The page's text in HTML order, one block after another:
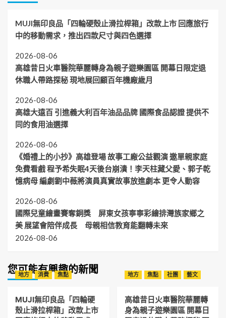
MUJI無印良品「四輪硬殼止滑拉桿箱」改款上市 回應旅行
中的移動需求，推出四款尺寸與四色選擇
2026-08-06
高雄昔日火車醫院華麗轉身為親子遊樂園區 開幕日限定退
休職人帶路探秘 現地展回顧百年機廠歲月
2026-08-06
高雄大遠百 引進義大利百年油品品牌 國際食品認證 提供不
同的食用油選擇
2026-08-06
《婚禮上的小抄》高雄登場 故事工廠公益觀演 邀單親家庭
免費看戲 程予希失眠4天後台崩潰！李天柱藏父愛、郭子乾
憶病母 編劇劉中薇將演員真實故事放進劇本 更令人動容
2026-08-06
國際兒童繪畫賽奪銅獎 屏東女孩寧寧彩繪排灣族家鄉之
美 展望會陪伴成長 母親相信教育能翻轉未來
2026-08-06
您可能有興趣的新聞
地方 消費 焦點
MUJI無印良品「四輪硬
殼止滑拉桿箱」改款上市
地方 焦點 社團 藝文
高雄昔日火車醫院華麗轉
身為親子遊樂園區 開幕日